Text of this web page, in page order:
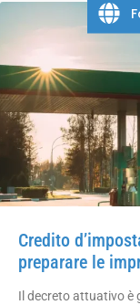
Credito
preparare le
Il decreto attuativo è